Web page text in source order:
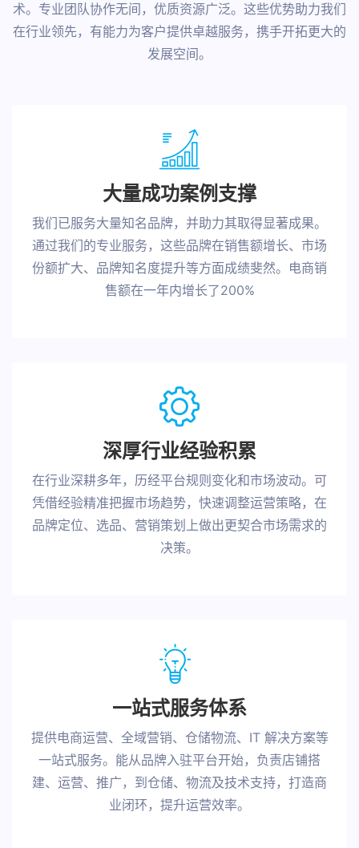
术。专业团队协作无间，优质资源广泛。这些优势助力我们
在行业领先，有能力为客户提供卓越服务，携手开拓更大的
发展空间。
大量成功案例支撑
我们已服务大量知名品牌，并助力其取得显著成果。
通过我们的专业服务，这些品牌在销售额增长、市场
份额扩大、品牌知名度提升等方面成绩斐然。电商销
售额在一年内增长了200%
深厚行业经验积累
在行业深耕多年，历经平台规则变化和市场波动。可
凭借经验精准把握市场趋势，快速调整运营策略，在
品牌定位、选品、营销策划上做出更契合市场需求的
决策。
一站式服务体系
提供电商运营、全域营销、仓储物流、IT 解决方案等
一站式服务。能从品牌入驻平台开始，负责店铺搭
建、运营、推广，到仓储、物流及技术支持，打造商
业闭环，提升运营效率。